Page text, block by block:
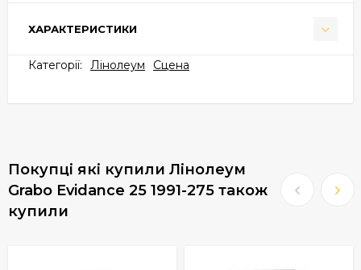
ХАРАКТЕРИСТИКИ
Категорії: Лінолеум Cцена
Покупці які купили Лінолеум
Grabo Evidance 25 1991-275 також
купили